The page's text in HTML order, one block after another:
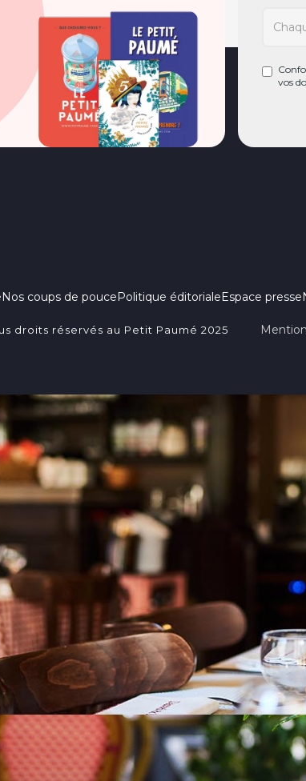
vos
Nos coups de poucePolitique éditorialeEspace presse
droits réservés au Petit Paumé 2025